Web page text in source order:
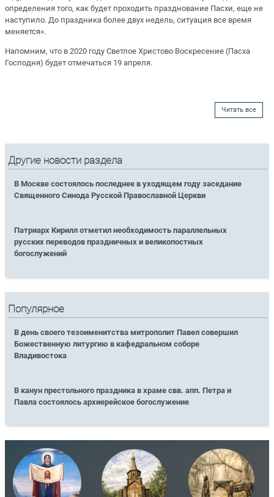
определения того, как будет проходить празднование Пасхи, еще не
наступило. До праздника более двух недель, ситуация все время
меняется».
Напомним, что в 2020 году Светлое Христово Воскресение (Пасха
Господня) будет отмечаться 19 апреля.
Читать все
Другие новости раздела
В Москве состоялось последнее в уходящем году заседание
Священного Синода Русской Православной Церкви
Патриарх Кирилл отметил необходимость параллельных
русских переводов праздничных и великопостных
богослужений
Популярное
В день своего тезоименитства митрополит Павел совершил
Божественную литургию в кафедральном соборе
Владивостока
В канун престольного праздника в храме свв. апп. Петра и
Павла состоялось архиерейское богослужение